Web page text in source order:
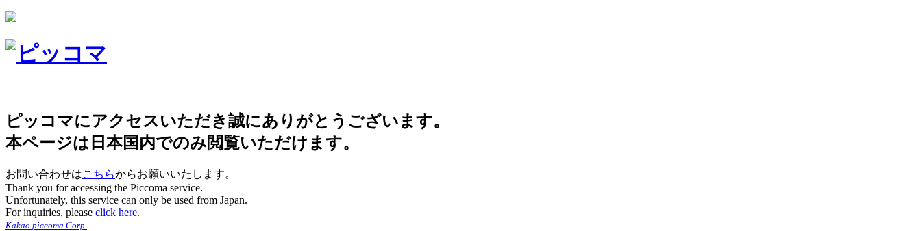
ピッコマにアクセスいただき誠にありがとうございます。
本ページは日本国内でのみ閲覧いただけます。
お問い合わせはこちらからお願いいたします。
Thank you for accessing the Piccoma service.
Unfortunately, this service can only be used from Japan.
For inquiries, please click here.
Kakao piccoma Corp.